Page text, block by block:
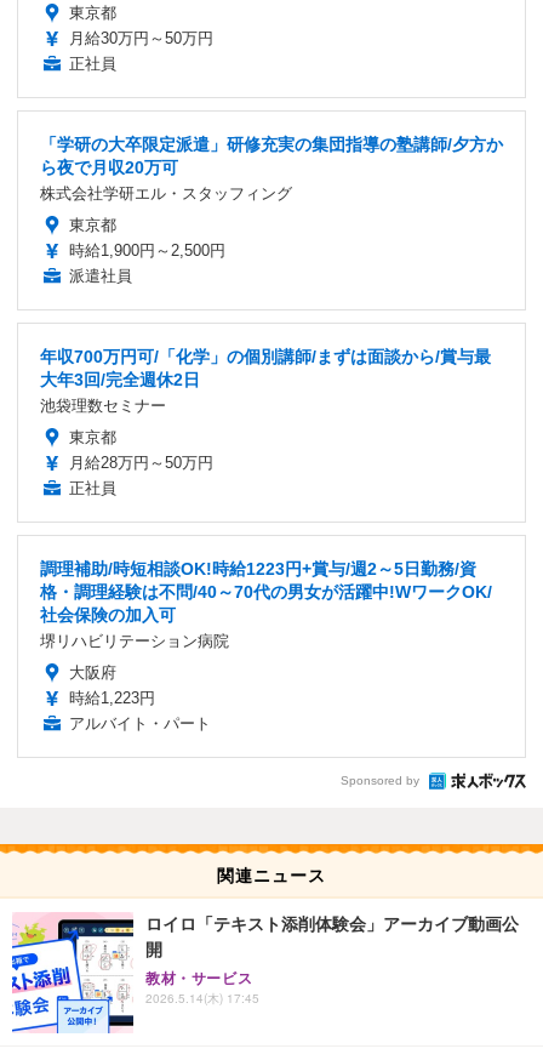
東京都
月給30万円～50万円
正社員
「学研の大卒限定派遣」研修充実の集団指導の塾講師/夕方か
ら夜で月収20万可
株式会社学研エル・スタッフィング
東京都
時給1,900円～2,500円
派遣社員
年収700万円可/「化学」の個別講師/まずは面談から/賞与最
大年3回/完全週休2日
池袋理数セミナー
東京都
月給28万円～50万円
正社員
調理補助/時短相談OK!時給1223円+賞与/週2～5日勤務/資
格・調理経験は不問/40～70代の男女が活躍中!WワークOK/
社会保険の加入可
堺リハビリテーション病院
大阪府
時給1,223円
アルバイト・パート
Sponsored by
関連ニュース
ロイロ「テキスト添削体験会」アーカイブ動画公
開
教材・サービス
2026.5.14(木) 17:45